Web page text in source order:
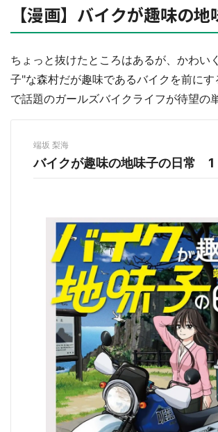
【漫画】バイクが趣味の
ちょっと抜けたところはあるが、かわい
子"な森村だが趣味であるバイクを前に
で話題のガールズバイクライフが待望の
端坂 梨海
バイクが趣味の地味子の日常 1